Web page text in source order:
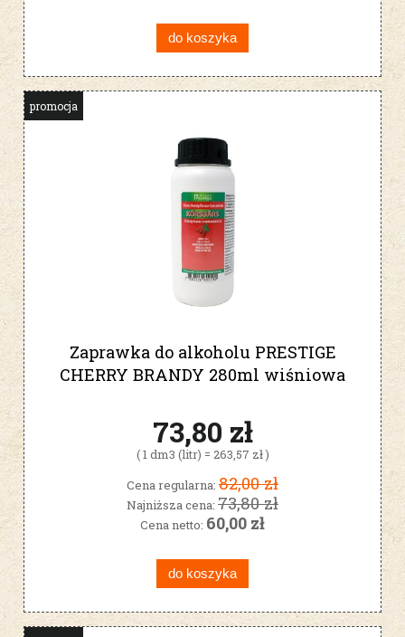
do koszyka
Zaprawka do alkoholu PRESTIGE
CHERRY BRANDY 280ml wiśniowa
73,80 zł
( 1 dm3 (litr) = 263,57 zł )
Cena regularna: 82,00 zł
Najniższa cena: 73,80 zł
Cena netto: 60,00 zł
do koszyka
promocja